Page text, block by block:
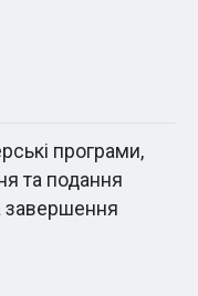
програми,
та подання
завершення